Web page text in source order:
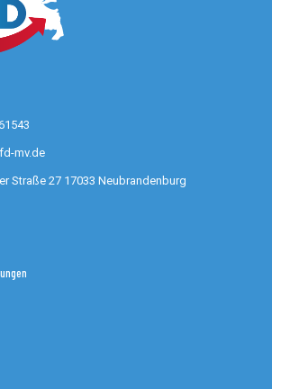
mv.de
Straße 27 17033 Neubrandenburg